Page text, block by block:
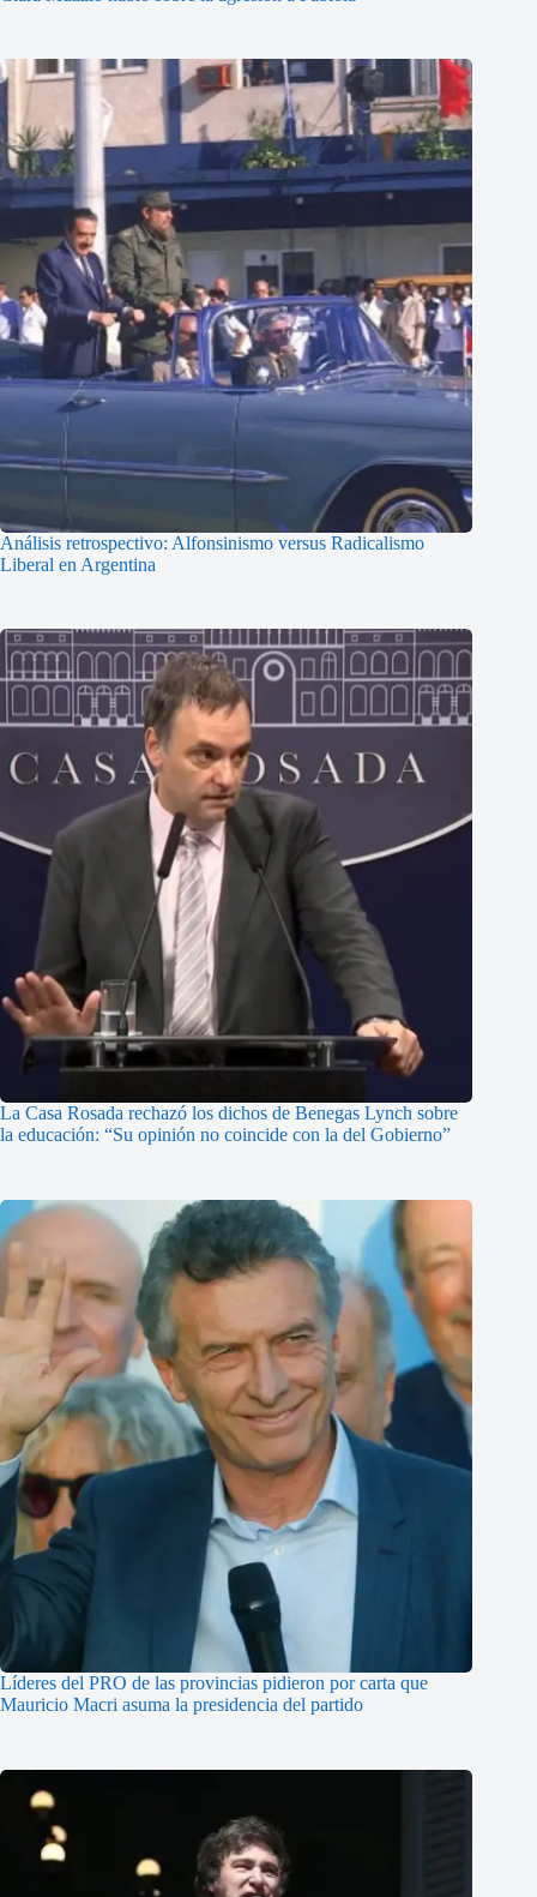
Análisis retrospectivo: Alfonsinismo versus Radicalismo
Liberal en Argentina
La Casa Rosada rechazó los dichos de Benegas Lynch sobre
la educación: “Su opinión no coincide con la del Gobierno”
Líderes del PRO de las provincias pidieron por carta que
Mauricio Macri asuma la presidencia del partido